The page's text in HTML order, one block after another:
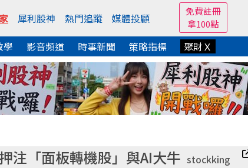
犀利股神 熱門追蹤 媒體投顧
免費註冊
拿100點
學 影音頻道 時事新聞 策略指標 聚財Ｘ
注「面板轉機股」與AI大牛 stockking